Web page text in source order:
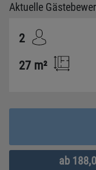
Aktuelle
2
27 m²
ab